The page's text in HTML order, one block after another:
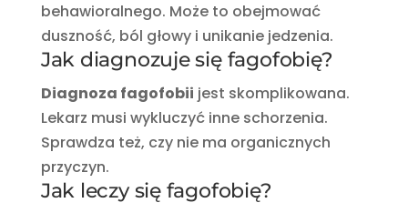
behawioralnego. Może to obejmować
duszność, ból głowy i unikanie jedzenia.
Jak diagnozuje się fagofobię?
Diagnoza fagofobii jest skomplikowana.
Lekarz musi wykluczyć inne schorzenia.
Sprawdza też, czy nie ma organicznych
przyczyn.
Jak leczy się fagofobię?